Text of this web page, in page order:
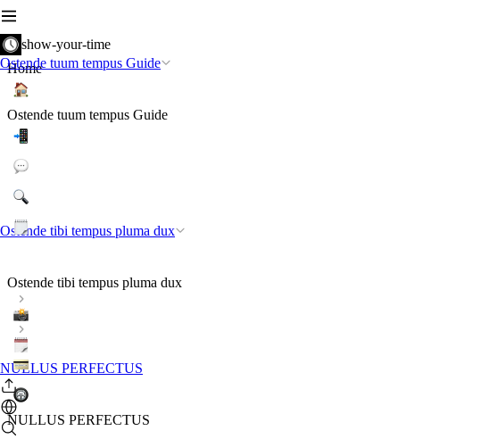
show-your-time
Ostende tuum tempus Guide
Ostende tibi tempus pluma dux
NULLUS PERFECTUS
Home
Ostende tuum tempus Guide
Ostende tibi tempus pluma dux
NULLUS PERFECTUS